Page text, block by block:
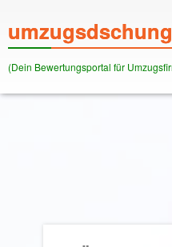
(Dein Bewertungsportal für